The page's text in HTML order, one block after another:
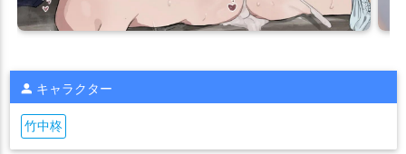
キャラクター
竹中柊